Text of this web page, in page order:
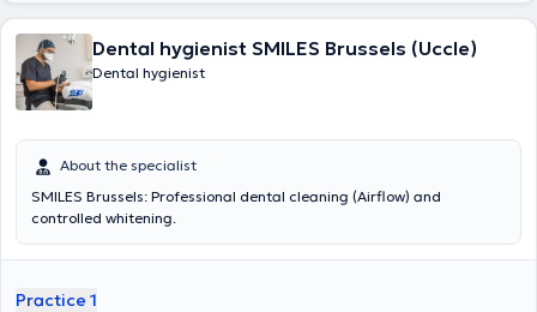
Dental hygienist SMILES Brussels (Uccle)
Dental hygienist
About the specialist
SMILES Brussels: Professional dental cleaning (Airflow) and
controlled whitening.
Practice 1